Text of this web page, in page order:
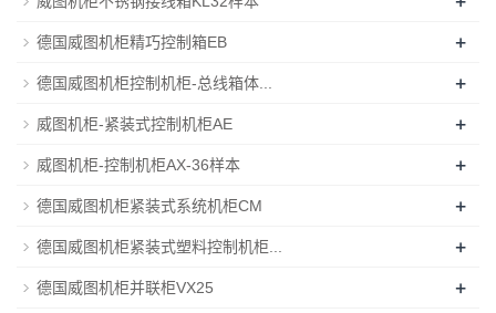
德国威图机柜精巧控制箱EB +
德国威图机柜控制机柜-总线箱体... +
威图机柜-紧装式控制机柜AE +
威图机柜-控制机柜AX-36样本 +
德国威图机柜紧装式系统机柜CM +
德国威图机柜紧装式塑料控制机柜... +
德国威图机柜并联柜VX25 +